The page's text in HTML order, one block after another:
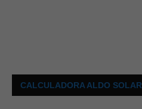
CALCULADORA ALDO SOLAR